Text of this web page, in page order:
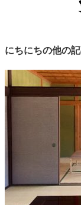
にちにちの他の